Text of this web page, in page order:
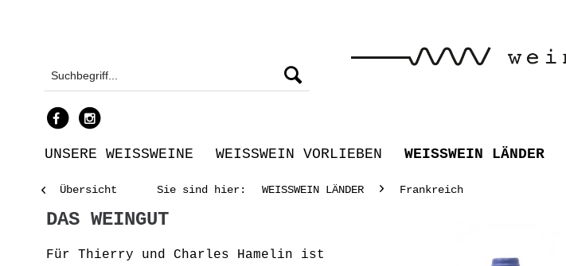
UNSERE WEISSWEINE WEISSWEIN VORLIEBEN WEISSWEIN LÄNDER
Übersicht Sie sind hier: WEISSWEIN LÄNDER Frankreich
DAS WEINGUT
Für Thierry und Charles Hamelin ist